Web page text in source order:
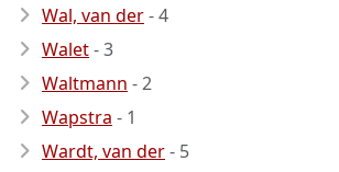
Wal, van der- 4
Walet- 3
Waltmann - 2
Wapstra - 1
Wardt, van der- 5